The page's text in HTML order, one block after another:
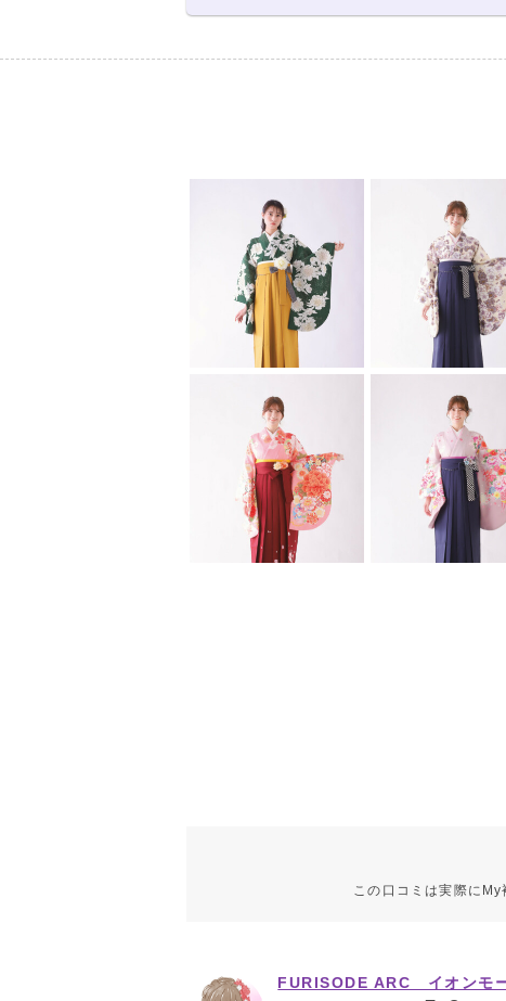
この口コミは実際に
FURISODE ARC イオンモ